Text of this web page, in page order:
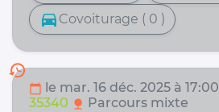
directions_car Covoiturage ( 0 )
history
calendar_today le mar. 16 déc. 2025 à 17:00
35340 nature Parcours mixte